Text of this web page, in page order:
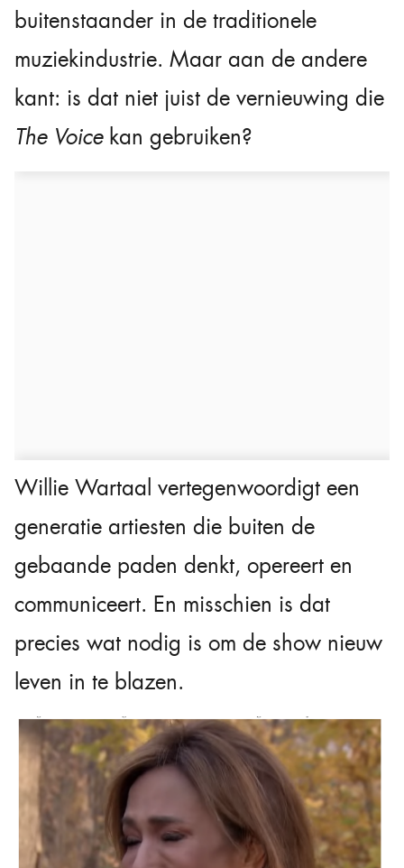
buitenstaander in de traditionele
muziekindustrie. Maar aan de andere
kant: is dat niet juist de vernieuwing die
The Voicekan gebruiken?
Willie Wartaal vertegenwoordigt een
generatie artiesten die buiten de
gebaande paden denkt, opereert en
communiceert. En misschien is dat
precies wat nodig is om de show nieuw
leven in te blazen.